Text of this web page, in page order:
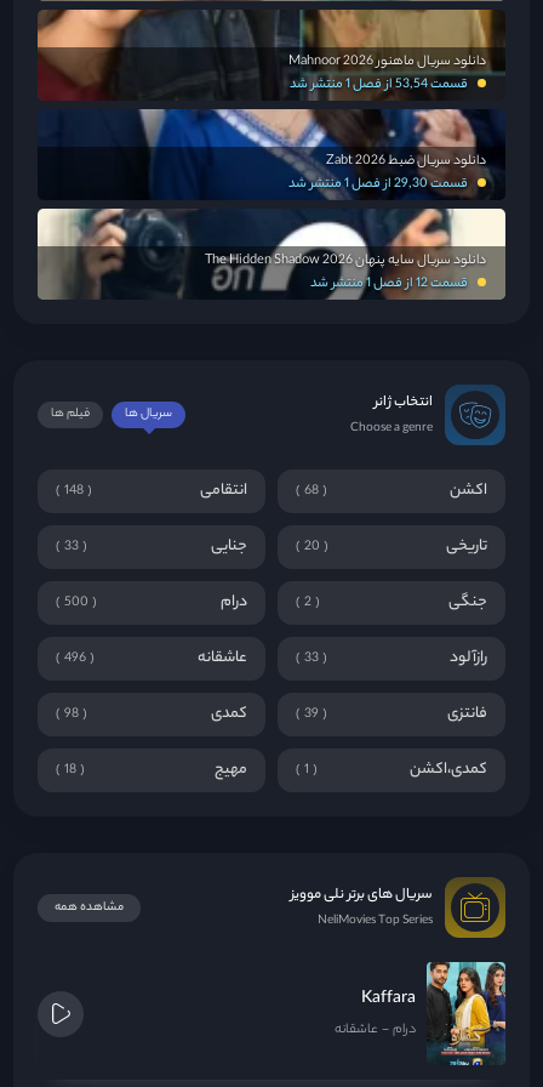
دانلود سریال ماهنور Mahnoor 2026
قسمت 53,54 از فصل 1 منتشر شد
دانلود سریال ضبط Zabt 2026
قسمت 29,30 از فصل 1 منتشر شد
دانلود سریال سایه پنهان The Hidden Shadow 2026
قسمت 12 از فصل 1 منتشر شد
انتخاب ژانر
Choose a genre
فیلم ها سریال ها
اکشن 68 انتقامی 148
تاریخی 20 جنایی 33
جنگی 2 درام 500
رازآلود 33 عاشقانه 496
فانتزی 39 کمدی 98
کمدی،اکشن 1 مهیج 18
سریال های برتر نلی موویز
NeliMovies Top Series
مشاهده همه
Kaffara
درام عاشقانه